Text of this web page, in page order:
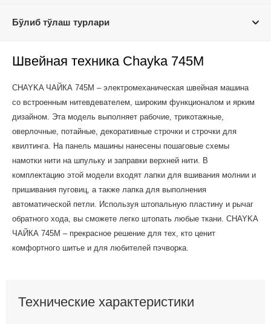
Бўлиб тўлаш турлари
Швейная техника Chayka 745М
CHAYKA ЧАЙКА 745М – электромеханическая швейная машина
со встроенным нитевдевателем, широким функционалом и ярким
дизайном. Эта модель выполняет рабочие, трикотажные,
оверлочные, потайные, декоративные строчки и строчки для
квилтинга. На панель машины нанесены пошаговые схемы
намотки нити на шпульку и заправки верхней нити. В
комплектацию этой модели входят лапки для вшивания молнии и
пришивания пуговиц, а также лапка для выполнения
автоматической петли. Используя штопальную пластину и рычаг
обратного хода, вы сможете легко штопать любые ткани. CHAYKA
ЧАЙКА 745М – прекрасное решение для тех, кто ценит
комфортного шитье и для любителей пэчворка.
Технические характеристики